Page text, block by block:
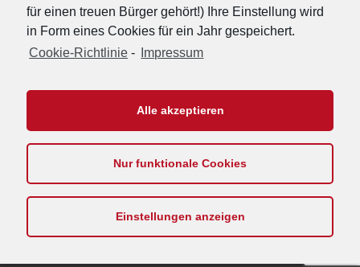
für einen treuen Bürger gehört!) Ihre Einstellung wird
in Form eines Cookies für ein Jahr gespeichert.
Cookie-Richtlinie - Impressum
Alle akzeptieren
Nur funktionale Cookies
Einstellungen anzeigen
Footer